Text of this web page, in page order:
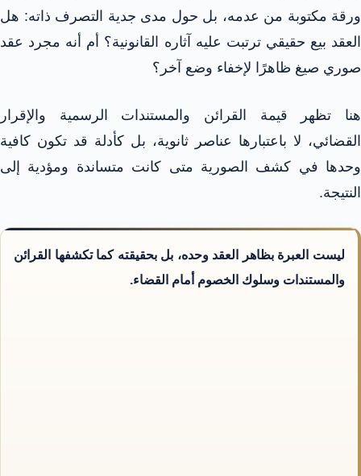
ورقة مكتوبة من عدمه، بل حول مدى جدية التصرف ذاته: هل
العقد بيع حقيقي ترتبت عليه آثاره القانونية؟ أم أنه مجرد عقد
صوري صيغ ظاهرًا لإخفاء وضع آخر؟
هنا تظهر قيمة القرائن والمستندات الرسمية والإقرار
القضائي، لا باعتبارها عناصر ثانوية، بل كأدلة قد تكون كافية
وحدها في كشف الصورية متى كانت متساندة ومؤدية إلى
النتيجة.
ليست العبرة بظاهر العقد وحده، بل بحقيقته كما تكشفها القرائن
والمستندات وسلوك الخصوم أمام القضاء.